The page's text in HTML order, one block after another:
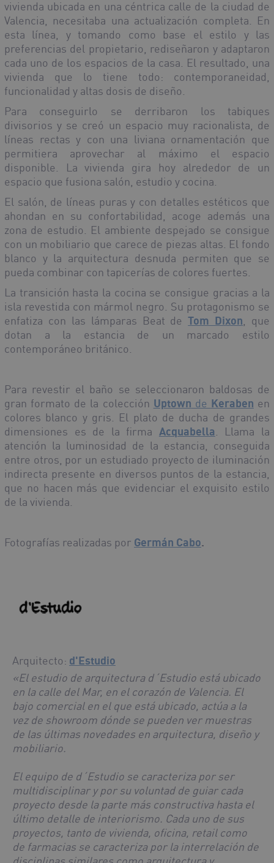
vivienda ubicada en una céntrica calle de la ciudad de
Valencia, necesitaba una actualización completa. En
esta línea, y tomando como base el estilo y las
preferencias del propietario, rediseñaron y adaptaron
cada uno de los espacios de la casa. El resultado, una
vivienda que lo tiene todo: contemporaneidad,
funcionalidad y altas dosis de diseño.
Para conseguirlo se derribaron los tabiques
divisorios y se creó un espacio muy racionalista, de
líneas rectas y con una liviana ornamentación que
permitiera aprovechar al máximo el espacio
disponible. La vivienda gira hoy alrededor de un
espacio que fusiona salón, estudio y cocina.
El salón, de líneas puras y con detalles estéticos que
ahondan en su confortabilidad, acoge además una
zona de estudio. El ambiente despejado se consigue
con un mobiliario que carece de piezas altas. El fondo
blanco y la arquitectura desnuda permiten que se
pueda combinar con tapicerías de colores fuertes.
La transición hasta la cocina se consigue gracias a la
isla revestida con mármol negro. Su protagonismo se
enfatiza con las lámparas Beat deTom Dixon , que
dotan a la estancia de un marcado estilo
contemporáneo británico.
Para revestir el baño se seleccionaron baldosas de
gran formato de la colección Uptown de Keraben en
colores blanco y gris. El plato de ducha de grandes
dimensiones es de la firma Acquabella . Llama la
atención la luminosidad de la estancia, conseguida
entre otros, por un estudiado proyecto de iluminación
indirecta presente en diversos puntos de la estancia,
que no hacen más que evidenciar el exquisito estilo
de la vivienda.
Fotografías realizadas por Germán Cabo.
Arquitecto: d'Estudio
«El estudio de arquitectura d´Estudio está ubicado
en la calle del Mar, en el corazón de Valencia. El
bajo comercial en el que está ubicado, actúa a la
vez de showroom dónde se pueden ver muestras
de las últimas novedades en arquitectura, diseño y
mobiliario.
El equipo de d´Estudio se caracteriza por ser
multidisciplinar y por su voluntad de guiar cada
proyecto desde la parte más constructiva hasta el
último detalle de interiorismo. Cada uno de sus
proyectos, tanto de vivienda, oficina, retail como
de farmacias se caracteriza por la interrelación de